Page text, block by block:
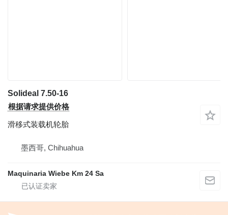
Solideal 7.50-16
根据请求提供价格
滑移式装载机轮胎
墨西哥, Chihuahua
Maquinaria Wiebe Km 24 Sa